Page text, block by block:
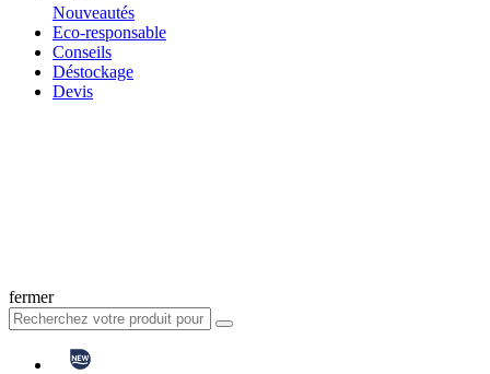
Nouveautés
Eco-responsable
Conseils
Déstockage
Devis
fermer